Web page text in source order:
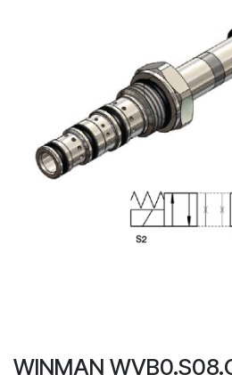
WINMAN